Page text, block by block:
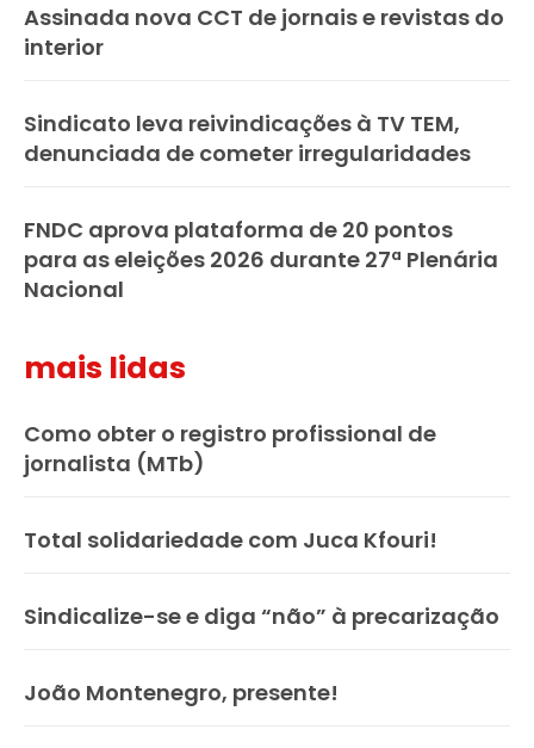
Assinada nova CCT de jornais e revistas do
interior
Sindicato leva reivindicações à TV TEM,
denunciada de cometer irregularidades
FNDC aprova plataforma de 20 pontos
para as eleições 2026 durante 27ª Plenária
Nacional
mais lidas
Como obter o registro profissional de
jornalista (MTb)
Total solidariedade com Juca Kfouri!
Sindicalize-se e diga “não” à precarização
João Montenegro, presente!